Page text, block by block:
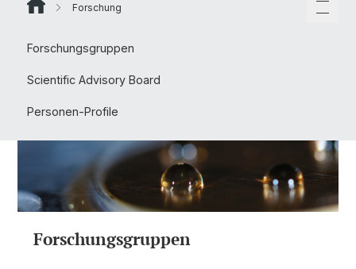
Forschung
Forschungsgruppen
Scientific Advisory Board
Personen-Profile
Forschungsgruppen